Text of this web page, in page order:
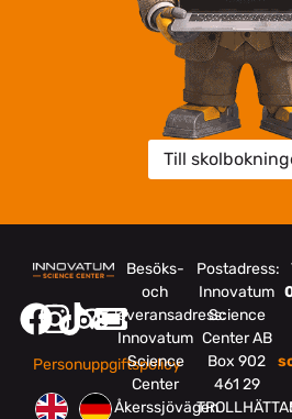
Till
Personuppgiftspolicy
Besöks-
och
leveransadress:
Innovatum
Science
Center
Åkerssjövägen
Postadress:
Innovatum
Science
Center AB
Box 902
461 29